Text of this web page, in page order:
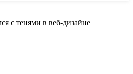
с тенями в веб-дизайне